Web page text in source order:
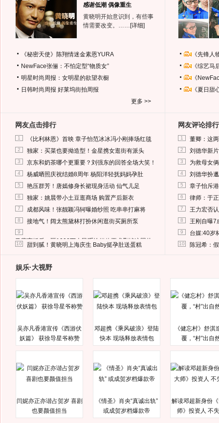
感谢低潮 偶像重生
黄晓明开始意识到，有些事
情需要改变。…… [详细]
《秘密天使》陈翔情迷金素恩YURA
NewFace张俪：不怕定型“物质女”
明星时尚周报：女明星的欲望衣橱
日韩时尚周报 好莱坞街拍周报
更多 >>
《先锋
《综艺
《
《夏日
网友点击排行
1 《比利林恩》首映 章子怡范冰冰冯小刚捧场红毯
2 独家：买菜也要拗造型！金星携女逛街有派头
3 京东和奶茶哪个更重要？刘强东的回答全场大笑！
4 杨威晒照庆祝结婚8周年 杨阳洋轻抚妈妈孕肚
5 艳压群芳！唐嫣修身长裙现身活动 仙气儿足
6 独家：姚晨带小土豆逛商场 购置产后新衣
7 成都风味！张靓颖冯轲曝婚纱照 吃串串打麻将
8 接地气！阔太熊黛林打扮休闲逛街买厕所泵
9
马蓉离婚后，砸1000万人民币给媒体要求删掉这照片
10 甜到腻！黄晓明上海庆生 Baby挺孕肚送蛋糕
网友评论排行
1 董卿：这
2 刘德华新
3 为救母女
4 刘德华扮
5 章子怡斥
6 律师：于
7 王力宏否
8 王刚自曝7
9 台媒:40岁
10 陈冠希：
娱乐·大视野
吴亦凡香港宣传《西游伏
妖篇》 获徐导星爷称赞
邓超携《乘风破浪》登陆
快本 现场释放表情包
《健忘村》舒淇
覆，“村”出自
闫妮亦正亦谐占贺岁 喜剧
也要颜值担当
《情圣》肖央“真诚出轨”
或成贺岁档爆款帝
解读邓超新身份
师》投资人 不